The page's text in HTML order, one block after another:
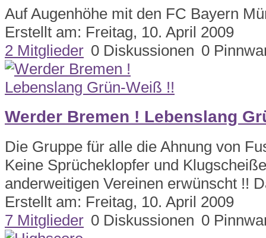
Auf Augenhöhe mit den FC Bayern
Erstellt am: Freitag, 10. April 2009
2 Mitglieder 0 Diskussionen 0
Werder Bremen ! Lebenslang
Die Gruppe für alle die Ahnung von
Keine Sprücheklopfer und
anderweitigen Vereinen erwünscht !!
Erstellt am: Freitag, 10. April 2009
7 Mitglieder 0 Diskussionen 0